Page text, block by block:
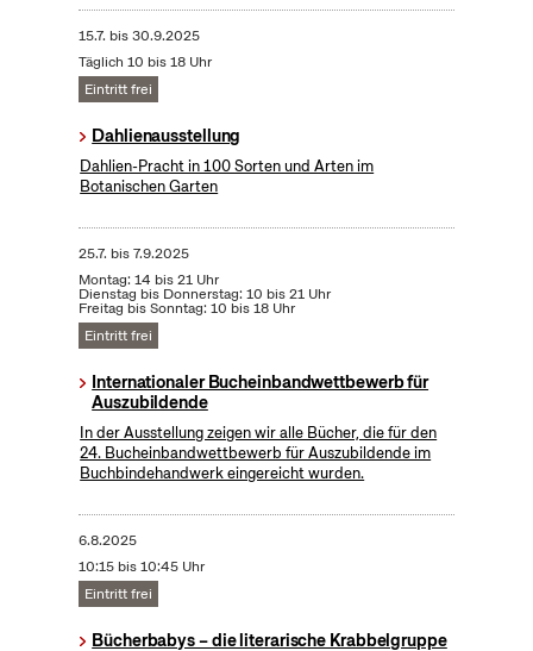
15.7. bis30.9.2025
Täglich 10 bis 18 Uhr
Eintritt frei
Dahlienausstellung
Dahlien-Pracht in 100 Sorten und Arten im
Botanischen Garten
25.7. bis7.9.2025
Montag: 14 bis 21 Uhr
Dienstag bis Donnerstag: 10 bis 21 Uhr
Freitag bis Sonntag: 10 bis 18 Uhr
Eintritt frei
Internationaler Bucheinbandwettbewerb für
Auszubildende
In der Ausstellung zeigen wir alle Bücher, die für den
24. Bucheinbandwettbewerb für Auszubildende im
Buchbindehandwerk eingereicht wurden.
6.8.2025
10:15 bis 10:45 Uhr
Eintritt frei
Bücherbabys – die literarische Krabbelgruppe